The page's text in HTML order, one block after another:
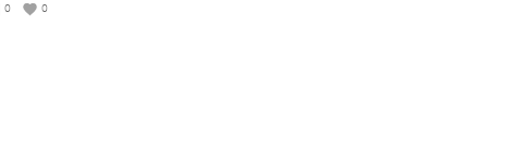
0 0